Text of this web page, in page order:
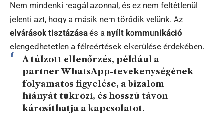
Nem mindenki reagál azonnal, és ez nem feltétlenül
jelenti azt, hogy a másik nem törődik velünk. Az
elvárások tisztázása és a nyílt kommunikáció
elengedhetetlen a félreértések elkerülése érdekében.
A túlzott ellenőrzés, például a
partner WhatsApp-tevékenységének
folyamatos figyelése, a bizalom
hiányát tükrözi, és hosszú távon
károsíthatja a kapcsolatot.